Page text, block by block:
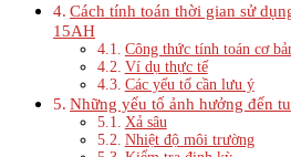
Cách tính toán thời gian sử
15AH
Công thức tính toán cơ
Ví dụ thực tế
Các yếu tố cần lưu ý
Những yếu tố ảnh hưởng đến
Xả sâu
Nhiệt độ môi trường